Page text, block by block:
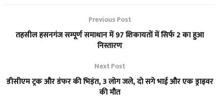
Previous Post
तहसील हसनगंज सम्पूर्ण समाधान में 97 शिकायतों में सिर्फ 2 का हुआ
निस्तारण
Next Post
डीसीएम ट्रक और डंफर की भिड़ंत, 3 लोग जले, दो सगे भाई और एक ड्राइवर
की मौत